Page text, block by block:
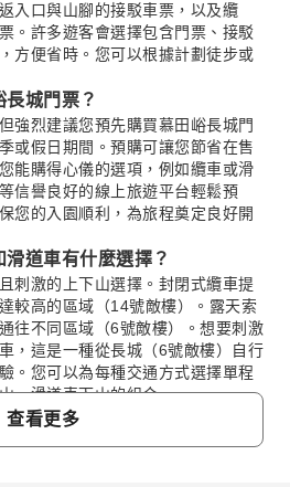
入口與山腳的接駁車票，以及纜
。許多遊客會選擇包含門票、接駁
方便省時。您可以根據計劃徒步或
城門票？
強烈建議您預先購買慕田峪長城門
或假日期間。預購可讓您節省在售
能購得心儀的選項，例如纜車或滑
信譽良好的線上旅遊平台輕鬆預
您的入園順利，為旅程奠定良好開
道車有什麼選擇？
刺激的上下山選擇。封閉式纜車提
較高的區域（14號敵樓）。露天索
往不同區域（6號敵樓）。想要刺激
，這是一種從長城（6號敵樓）自行
。您可以為每種交通方式選擇單程
、滑道車下山的組合。
田峪長城？
田峪長城需要轉乘。您可以從北京
查看更多